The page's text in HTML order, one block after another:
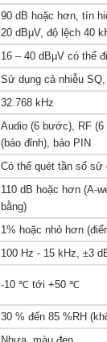
90 dB hoặc hơn, tín
20 dBµV, độ lệch 40
16 – 40 dBµV có thể
Sử dụng cả nhiễu
32.768 kHz
Audio (6 bước), RF
(báo đỉnh), báo PIN
Có thể quét tần số sử
110 dB hoặc hơn (A-
bằng)
1% hoặc nhỏ hơn
100 Hz - 15 kHz, ±3
-10 ℃ tới +50 ℃
30 % đến 85 %RH